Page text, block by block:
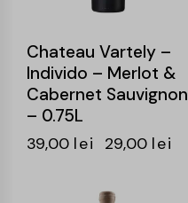
Chateau Vartely –
Individo – Merlot &
Cabernet Sauvignon
– 0.75L
39,00 lei 29,00 lei